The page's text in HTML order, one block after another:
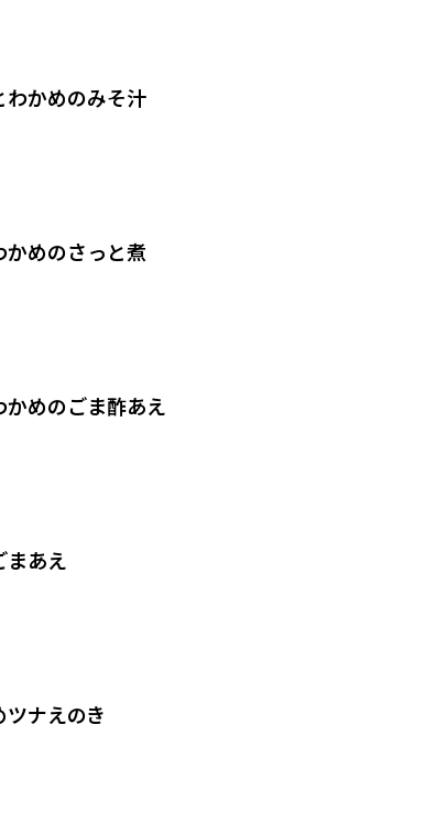
わかめのみそ汁
かめのさっと煮
かめのごま酢あえ
まあえ
ナえのき